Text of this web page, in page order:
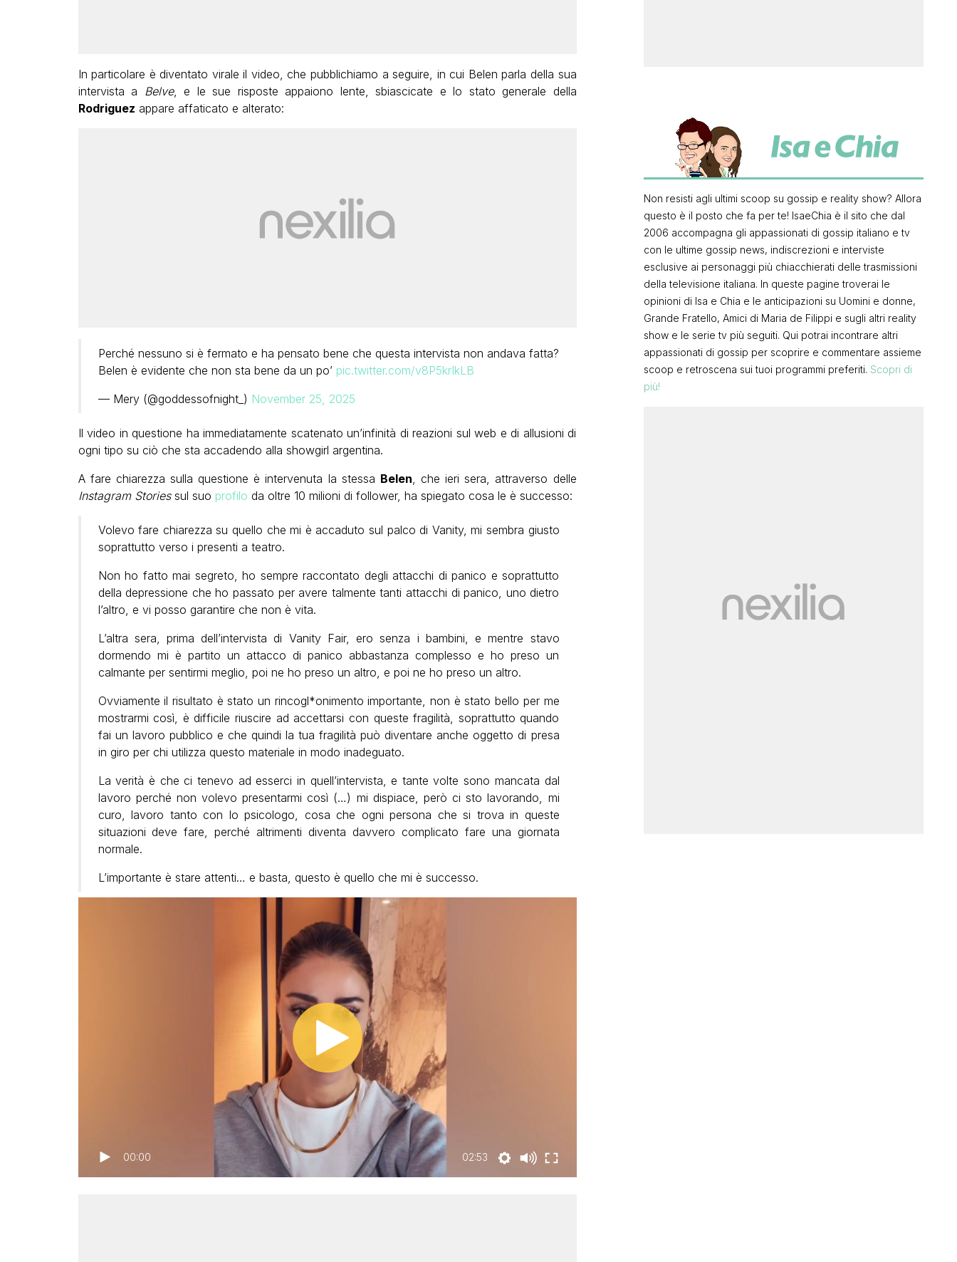
In particolare è diventato virale il video, che pubblichiamo a seguire, in cui Belen parla della sua
intervista a Belve, e le sue risposte appaiono lente, sbiascicate e lo stato generale della
Rodriguez appare affaticato e alterato:
Perché nessuno si è fermato e ha pensato bene che questa intervista non andava fatta?
Belen è evidente che non sta bene da un po’ pic.twitter.com/v8P5krIkLB
— Mery (@goddessofnight_) November 25, 2025
Il video in questione ha immediatamente scatenato un’infinità di reazioni sul web e di allusioni di
ogni tipo su ciò che sta accadendo alla showgirl argentina.
A fare chiarezza sulla questione è intervenuta la stessa Belen, che ieri sera, attraverso delle
Instagram Storiessul suo profilo da oltre 10 milioni di follower, ha spiegato cosa le è successo:
Volevo fare chiarezza su quello che mi è accaduto sul palco di Vanity, mi sembra giusto
soprattutto verso i presenti a teatro.
Non ho fatto mai segreto, ho sempre raccontato degli attacchi di panico e soprattutto
della depressione che ho passato per avere talmente tanti attacchi di panico, uno dietro
l’altro, e vi posso garantire che non è vita.
L’altra sera, prima dell’intervista di Vanity Fair, ero senza i bambini, e mentre stavo
dormendo mi è partito un attacco di panico abbastanza complesso e ho preso un
calmante per sentirmi meglio, poi ne ho preso un altro, e poi ne ho preso un altro.
Ovviamente il risultato è stato un rincogl*onimento importante, non è stato bello per me
mostrarmi così, è difficile riuscire ad accettarsi con queste fragilità, soprattutto quando
fai un lavoro pubblico e che quindi la tua fragilità può diventare anche oggetto di presa
in giro per chi utilizza questo materiale in modo inadeguato.
La verità è che ci tenevo ad esserci in quell’intervista, e tante volte sono mancata dal
lavoro perché non volevo presentarmi così (…) mi dispiace, però ci sto lavorando, mi
curo, lavoro tanto con lo psicologo, cosa che ogni persona che si trova in queste
situazioni deve fare, perché altrimenti diventa davvero complicato fare una giornata
normale.
L’importante è stare attenti… e basta, questo è quello che mi è successo.
00:00 02:53
Non resisti agli ultimi scoop su gossip e reality show? Allora
questo è il posto che fa per te! IsaeChia è il sito che dal
2006 accompagna gli appassionati di gossip italiano e tv
con le ultime gossip news, indiscrezioni e interviste
esclusive ai personaggi più chiacchierati delle trasmissioni
della televisione italiana. In queste pagine troverai le
opinioni di Isa e Chia e le anticipazioni su Uomini e donne,
Grande Fratello, Amici di Maria de Filippi e sugli altri reality
show e le serie tv più seguiti. Qui potrai incontrare altri
appassionati di gossip per scoprire e commentare assieme
scoop e retroscena sui tuoi programmi preferiti. Scopri di
più!